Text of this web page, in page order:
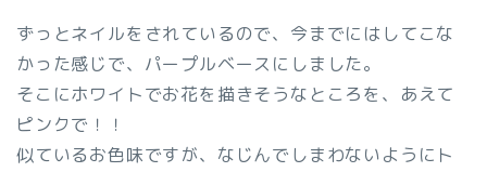
ずっとネイルをされているので、今までにはしてこな
かった感じで、パープルベースにしました。
そこにホワイトでお花を描きそうなところを、あえて
ピンクで！！
似ているお色味ですが、なじんでしまわないようにト